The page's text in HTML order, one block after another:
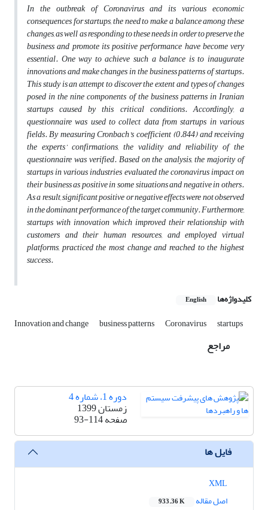
In the outbreak of Coronavirus and its various economic
consequences for startups, the need to make a balance among these
changes, as well as responding to these needs in order to preserve the
business and promote its positive performance have become very
essential. One way to achieve such a balance is to inaugurate
innovations and make changes in the business patterns of startups.
This study is an attempt to discover the extent and types of changes
posed in the nine components of the business patterns in Iranian
startups caused by this critical conditions. Accordingly, a
questionnaire was used to collect data from startups in various
fields. By measuring Cronbach’s coefficient (0.844) and receiving
the experts’ confirmations, the validity and reliability of the
questionnaire was verified. Based on the analysis, the majority of
startups in various industries evaluated the coronavirus impact on
their business as positive in some situations and negative in others.
As a result, significant positive or negative effects were not observed
in the dominant performance of the target community. Furthermore,
startups with innovation which improved their relationship with
customers and their human resources, and employed virtual
platforms, practiced the most change and reached to the highest
success.
کلیدواژه‌ها English
Innovation and change business patterns Coronavirus startups
مراجع
دوره 1، شماره 4
زمستان 1399
صفحه93-114
فایل ها
اصل مقاله
933.36 K